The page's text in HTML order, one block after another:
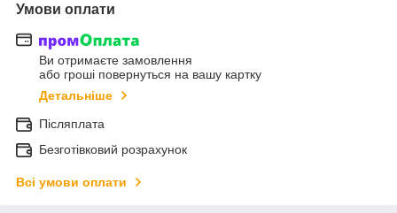
Умови оплати
Ви отримаєте замовлення
або гроші повернуться на вашу картку
Детальніше
Післяплата
Безготівковий розрахунок
Всі умови оплати